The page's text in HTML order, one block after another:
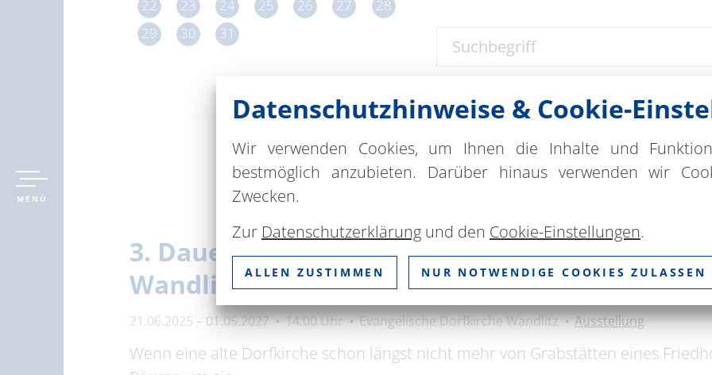
MENÜ
22
23 24 25 26 27
28
29
30 31
Suchbegriff
bitte wählen
3. Dauerausstellung im Skulpturengarten an
Wandlitz
21.06.2025 – 01.05.2027 14:00 Uhr Evangelische Dorfkirche Wandlitz Ausstellung
Wenn eine alte Dorfkirche schon längst nicht mehr von Grabstätten eines
Datenschutzhinweise & Cookie-
Wir verwenden Cookies, um Ihnen die Inhalte und
bestmöglich anzubieten. Darüber hinaus verwenden wir
Zwecken.
Zur Datenschutzerklärung und den Cookie-Einstellungen.
ALLEN ZUSTIMMEN NUR NOTWENDIGE COOKIES ZULASSEN